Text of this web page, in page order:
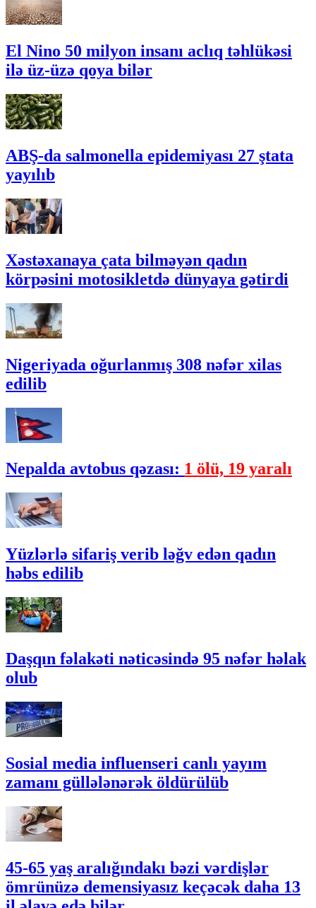
El Nino 50 milyon insanı aclıq təhlükəsi
ilə üz-üzə qoya bilər
ABŞ-da salmonella epidemiyası 27 ştata
yayılıb
Xəstəxanaya çata bilməyən qadın
körpəsini motosikletdə dünyaya gətirdi
Nigeriyada oğurlanmış 308 nəfər xilas
edilib
Nepalda avtobus qəzası: 1 ölü, 19 yaralı
Yüzlərlə sifariş verib ləğv edən qadın
həbs edilib
Daşqın fəlakəti nəticəsində 95 nəfər həlak
olub
Sosial media influenseri canlı yayım
zamanı güllələnərək öldürülüb
45-65 yaş aralığındakı bəzi vərdişlər
ömrünüzə demensiyasız keçəcək daha 13